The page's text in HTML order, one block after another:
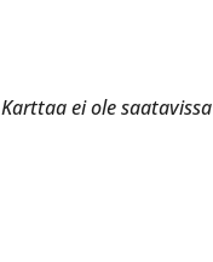
Karttaa ei ole saatavissa